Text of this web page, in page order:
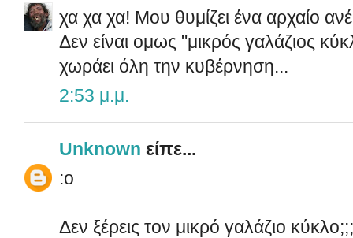
χα χα χα! Μου θυμίζει ένα αρχαίο
Δεν είναι ομως "μικρός γαλάζιος
χωράει όλη την κυβέρνηση...
2:53 μ.μ.
Unknown είπε...
:o
Δεν ξέρεις τον μικρό γαλάζιο κύκλο;;;